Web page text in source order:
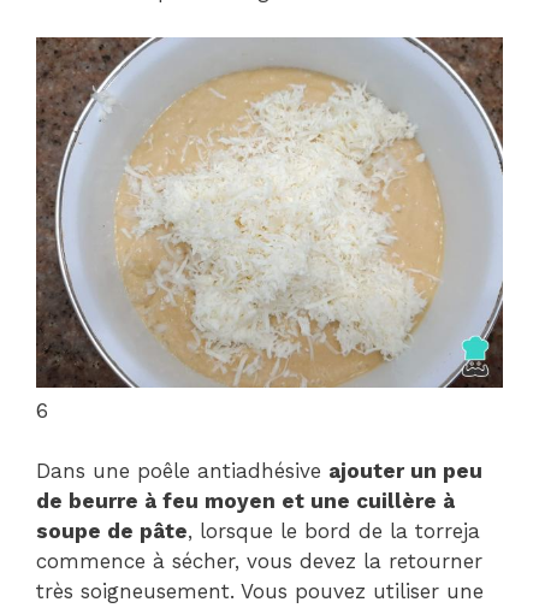
6
Dans une poêle antiadhésive ajouter un peu
de beurre à feu moyen et une cuillère à
soupe de pâte, lorsque le bord de la torreja
commence à sécher, vous devez la retourner
très soigneusement. Vous pouvez utiliser une